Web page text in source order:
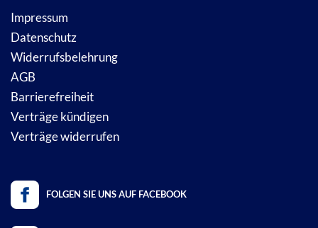
Impressum
Datenschutz
Widerrufsbelehrung
AGB
Barrierefreiheit
Verträge kündigen
Verträge widerrufen
FOLGEN SIE UNS AUF FACEBOOK